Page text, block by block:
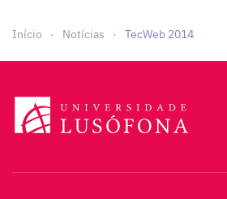
Início Notícias TecWeb 2014